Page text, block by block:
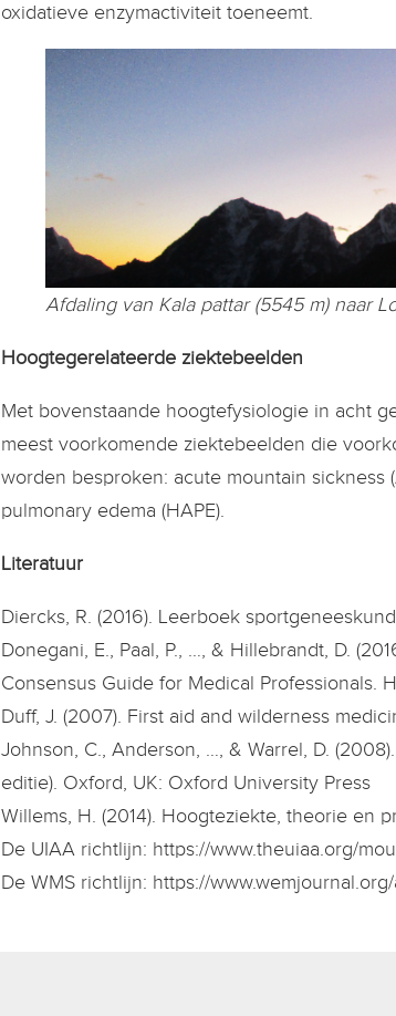
oxidatieve enzymactiviteit toeneemt.
Afdaling van Kala pattar (5545 m) naar
Hoogtegerelateerde ziektebeelden
Met bovenstaande hoogtefysiologie in acht
meest voorkomende ziektebeelden die
worden besproken: acute mountain sickness
pulmonary edema (HAPE).
Literatuur
Diercks, R. (2016). Leerboek
Donegani, E., Paal, P., …, & Hillebrandt, D.
Consensus Guide for Medical Professionals.
Duff, J. (2007). First aid and wilderness
Johnson, C., Anderson, …, & Warrel, D.
editie). Oxford, UK: Oxford University Press
Willems, H. (2014). Hoogteziekte, theorie en
De UIAA richtlijn: https://www.theuiaa.org/
De WMS richtlijn: https://